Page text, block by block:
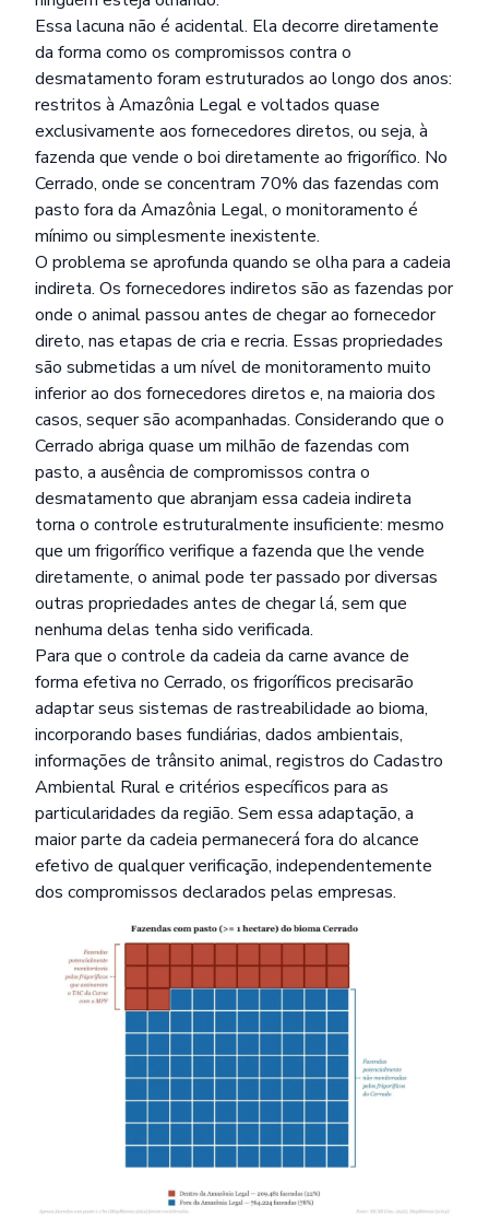
Essa lacuna não é acidental. Ela decorre diretamente
da forma como os compromissos contra o
desmatamento foram estruturados ao longo dos anos:
restritos à Amazônia Legal e voltados quase
exclusivamente aos fornecedores diretos, ou seja, à
fazenda que vende o boi diretamente ao frigorífico. No
Cerrado, onde se concentram 70% das fazendas com
pasto fora da Amazônia Legal, o monitoramento é
mínimo ou simplesmente inexistente.
O problema se aprofunda quando se olha para a cadeia
indireta. Os fornecedores indiretos são as fazendas por
onde o animal passou antes de chegar ao fornecedor
direto, nas etapas de cria e recria. Essas propriedades
são submetidas a um nível de monitoramento muito
inferior ao dos fornecedores diretos e, na maioria dos
casos, sequer são acompanhadas. Considerando que o
Cerrado abriga quase um milhão de fazendas com
pasto, a ausência de compromissos contra o
desmatamento que abranjam essa cadeia indireta
torna o controle estruturalmente insuficiente: mesmo
que um frigorífico verifique a fazenda que lhe vende
diretamente, o animal pode ter passado por diversas
outras propriedades antes de chegar lá, sem que
nenhuma delas tenha sido verificada.
Para que o controle da cadeia da carne avance de
forma efetiva no Cerrado, os frigoríficos precisarão
adaptar seus sistemas de rastreabilidade ao bioma,
incorporando bases fundiárias, dados ambientais,
informações de trânsito animal, registros do Cadastro
Ambiental Rural e critérios específicos para as
particularidades da região. Sem essa adaptação, a
maior parte da cadeia permanecerá fora do alcance
efetivo de qualquer verificação, independentemente
dos compromissos declarados pelas empresas.